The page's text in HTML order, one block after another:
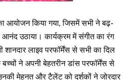
आयोजन किया गया, जिसमें सभी ने बढ़-
उठाया। कार्यक्रम में संगीत का रंग
लाइव परफॉर्मेंस से सभी का दिल
ने अपनी बेहतरीन डांस परफॉर्मेंस से
मेहनत और टैलेंट को दर्शकों ने जोरदार